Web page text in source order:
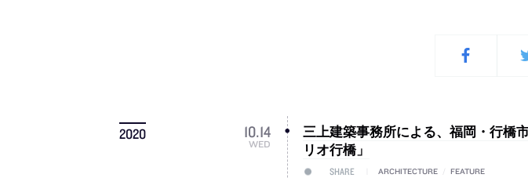
2020 10.14
WED
三上建築事務所による、福岡・行橋
リオ行橋」
SHARE ARCHITECTURE FEATURE